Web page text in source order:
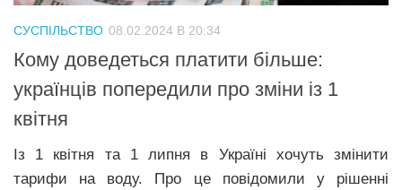
СУСПІЛЬСТВО 08.02.2024 В 20:34
Кому доведеться платити більше:
українців попередили про зміни із 1
квітня
Із 1 квітня та 1 липня в Україні хочуть змінити
тарифи на воду. Про це повідомили у рішенні